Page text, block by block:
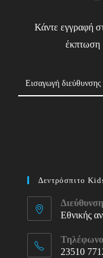
Κάντε εγγραφή
έκπτωση
Δεντρόσπιτο
Εθνικής
23510